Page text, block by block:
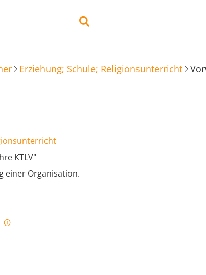
Erziehung; Schule; Religionsunterricht
KTLV"
einer Organisation.